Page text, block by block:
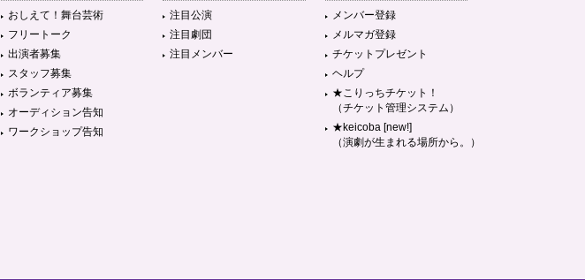
おしえて！舞台芸術
フリートーク
出演者募集
スタッフ募集
ボランティア募集
オーディション告知
ワークショップ告知
注目公演
注目劇団
注目メンバー
メンバー登録
メルマガ登録
チケットプレゼント
ヘルプ
★こりっちチケット！
（チケット管理システム）
★keicoba [new!]
（演劇が生まれる場所から。）